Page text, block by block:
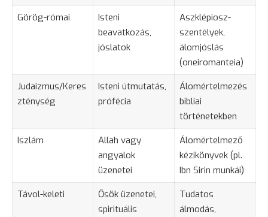
Görög-római
Isteni
beavatkozás,
jóslatok
Aszklépiosz-
szentélyek,
álomjóslás
(oneiromanteia)
Judaizmus/Keres
zténység
Isteni útmutatás,
prófécia
Álomértelmezés
bibliai
történetekben
Iszlám
Allah vagy
angyalok
üzenetei
Álomértelmező
kézikönyvek (pl.
Ibn Sirin munkái)
Távol-keleti
Ősök üzenetei,
spirituális
Tudatos
álmodás,